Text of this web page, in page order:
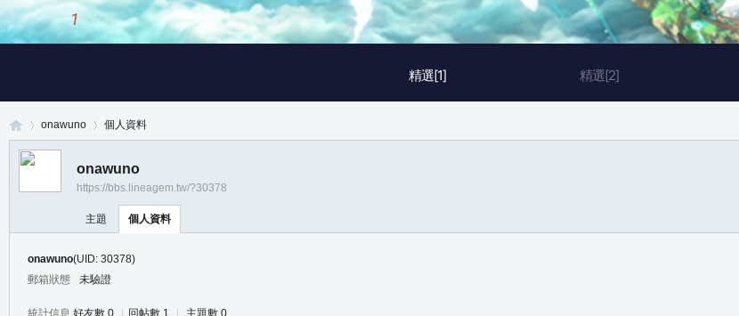
精選[1] 精選[2]
1 / 3
onawuno 個人資料
onawuno
https://bbs.lineagem.tw/?30378
主題 個人資料
onawuno(UID: 30378)
郵箱狀態
未驗證
統計信息 好友數 0 回帖數 1 主題數 0